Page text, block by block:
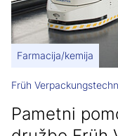
Farmacija/kemija
Früh
Pametni